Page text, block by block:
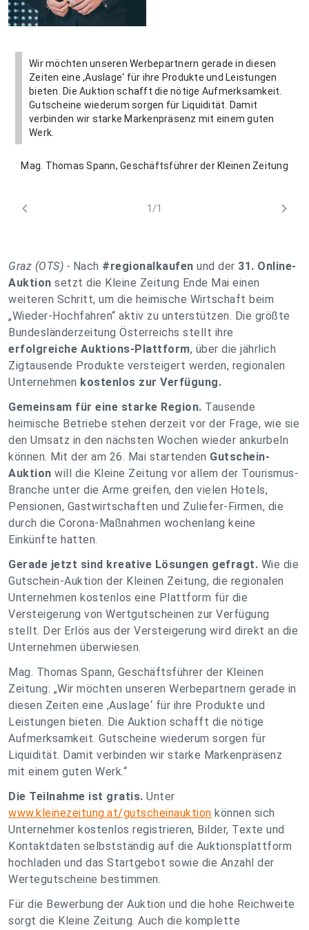
Wir möchten unseren Werbepartnern gerade in diesen
Zeiten eine ,Auslage‘ für ihre Produkte und Leistungen
bieten. Die Auktion schafft die nötige Aufmerksamkeit.
Gutscheine wiederum sorgen für Liquidität. Damit
verbinden wir starke Markenpräsenz mit einem guten
Werk.
Mag. Thomas Spann, Geschäftsführer der Kleinen Zeitung
chevron_left 1/1 chevron_right
Graz (OTS) - Nach #regionalkaufen und der 31. Online-
Auktion setzt die Kleine Zeitung Ende Mai einen
weiteren Schritt, um die heimische Wirtschaft beim
„Wieder-Hochfahren“ aktiv zu unterstützen. Die größte
Bundesländerzeitung Österreichs stellt ihre
erfolgreiche Auktions-Plattform, über die jährlich
Zigtausende Produkte versteigert werden, regionalen
Unternehmen kostenlos zur Verfügung.
Gemeinsam für eine starke Region. Tausende
heimische Betriebe stehen derzeit vor der Frage, wie sie
den Umsatz in den nächsten Wochen wieder ankurbeln
können. Mit der am 26. Mai startenden Gutschein-
Auktion will die Kleine Zeitung vor allem der Tourismus-
Branche unter die Arme greifen, den vielen Hotels,
Pensionen, Gastwirtschaften und Zuliefer-Firmen, die
durch die Corona-Maßnahmen wochenlang keine
Einkünfte hatten.
Gerade jetzt sind kreative Lösungen gefragt. Wie die
Gutschein-Auktion der Kleinen Zeitung, die regionalen
Unternehmen kostenlos eine Plattform für die
Versteigerung von Wertgutscheinen zur Verfügung
stellt. Der Erlös aus der Versteigerung wird direkt an die
Unternehmen überwiesen.
Mag. Thomas Spann, Geschäftsführer der Kleinen
Zeitung: „Wir möchten unseren Werbepartnern gerade in
diesen Zeiten eine ,Auslage‘ für ihre Produkte und
Leistungen bieten. Die Auktion schafft die nötige
Aufmerksamkeit. Gutscheine wiederum sorgen für
Liquidität. Damit verbinden wir starke Markenpräsenz
mit einem guten Werk.“
Die Teilnahme ist gratis. Unter
www.kleinezeitung.at/gutscheinauktion können sich
Unternehmer kostenlos registrieren, Bilder, Texte und
Kontaktdaten selbstständig auf die Auktionsplattform
hochladen und das Startgebot sowie die Anzahl der
Wertegutscheine bestimmen.
Für die Bewerbung der Auktion und die hohe Reichweite
sorgt die Kleine Zeitung. Auch die komplette